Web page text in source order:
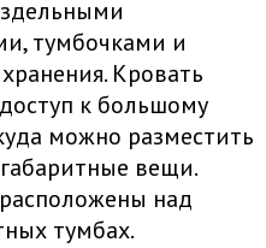
тумбочками и
Кровать
к большому
можно разместить
вещи.
над
тумбах.